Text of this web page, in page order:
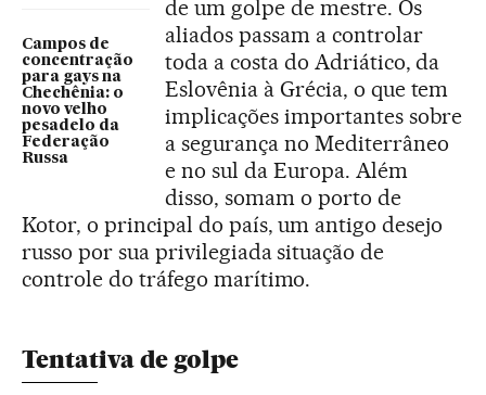
Campos de
concentração
para gays na
Chechênia: o
novo velho
pesadelo da
Federação
Russa
de um golpe de mestre. Os
aliados passam a controlar
toda a costa do Adriático, da
Eslovênia à Grécia, o que tem
implicações importantes sobre
a segurança no Mediterrâneo
e no sul da Europa. Além
disso, somam o porto de
Kotor, o principal do país, um antigo desejo
russo por sua privilegiada situação de
controle do tráfego marítimo.
Tentativa de golpe